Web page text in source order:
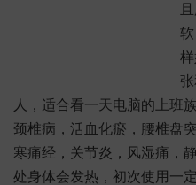
人，适合看一天电脑的上班
颈椎病，活血化瘀，腰椎盘
寒痛经，关节炎，风湿痛，
处身体会发热，初次使用一